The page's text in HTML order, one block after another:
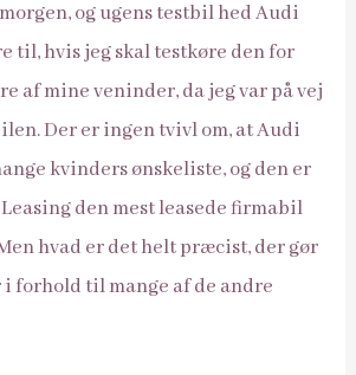
og ugens testbil hed Audi
til, hvis jeg skal testkøre den for
af mine veninder, da jeg var på vej
Der er ingen tvivl om, at Audi
kvinders ønskeliste, og den er
den mest leasede firmabil
hvad er det helt præcist, der gør
forhold til mange af de andre